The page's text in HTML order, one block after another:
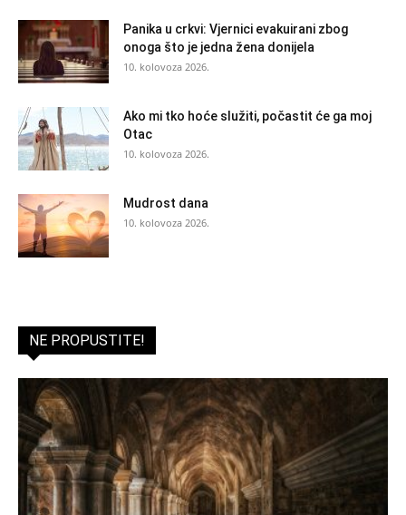
Panika u crkvi: Vjernici evakuirani zbog
onoga što je jedna žena donijela
10. kolovoza 2026.
Ako mi tko hoće služiti, počastit će ga moj
Otac
10. kolovoza 2026.
Mudrost dana
10. kolovoza 2026.
NE PROPUSTITE!